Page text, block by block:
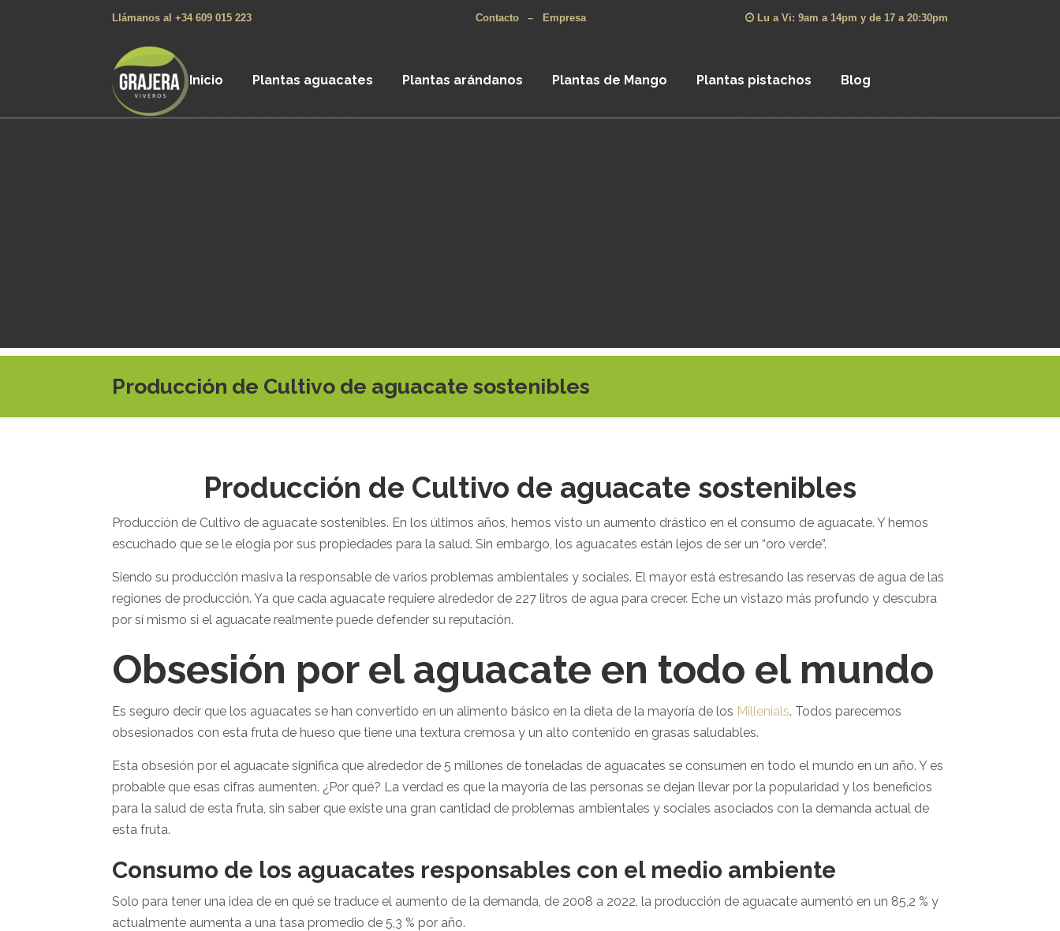
Llámanos al +34 609 015 223 Contacto – Empresa Lu a Vi: 9am a 14pm y de 17 a 20:30pm
Inicio Plantas aguacates Plantas arándanos Plantas de Mango Plantas pistachos Blog
Producción de Cultivo de aguacate sostenibles
Producción de Cultivo de aguacate sostenibles
Producción de Cultivo de aguacate sostenibles. En los últimos años, hemos visto un aumento drástico en el consumo de aguacate. Y hemos
escuchado que se le elogia por sus propiedades para la salud. Sin embargo, los aguacates están lejos de ser un “oro verde”.
Siendo su producción masiva la responsable de varios problemas ambientales y sociales. El mayor está estresando las reservas de agua de las
regiones de producción. Ya que cada aguacate requiere alrededor de 227 litros de agua para crecer. Eche un vistazo más profundo y descubra
por sí mismo si el aguacate realmente puede defender su reputación.
Obsesión por el aguacate en todo el mundo
Es seguro decir que los aguacates se han convertido en un alimento básico en la dieta de la mayoría de los Millenials. Todos parecemos
obsesionados con esta fruta de hueso que tiene una textura cremosa y un alto contenido en grasas saludables.
Esta obsesión por el aguacate significa que alrededor de 5 millones de toneladas de aguacates se consumen en todo el mundo en un año. Y es
probable que esas cifras aumenten. ¿Por qué? La verdad es que la mayoría de las personas se dejan llevar por la popularidad y los beneficios
para la salud de esta fruta, sin saber que existe una gran cantidad de problemas ambientales y sociales asociados con la demanda actual de
esta fruta.
Consumo de los aguacates responsables con el medio ambiente
Solo para tener una idea de en qué se traduce el aumento de la demanda, de 2008 a 2022, la producción de aguacate aumentó en un 85,2 % y
actualmente aumenta a una tasa promedio de 5,3 % por año.